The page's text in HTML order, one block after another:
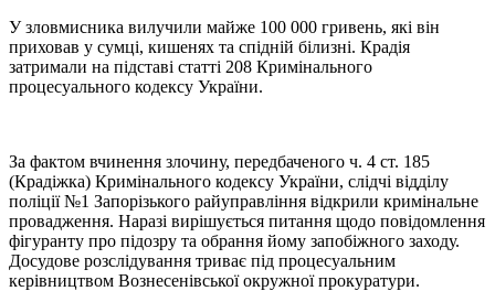
У зловмисника вилучили майже 100 000 гривень, які він
приховав у сумці, кишенях та спідній білизні. Крадія
затримали на підставі статті 208 Кримінального
процесуального кодексу України.
За фактом вчинення злочину, передбаченого ч. 4 ст. 185
(Крадіжка) Кримінального кодексу України, слідчі відділу
поліції №1 Запорізького райуправління відкрили кримінальне
провадження. Наразі вирішується питання щодо повідомлення
фігуранту про підозру та обрання йому запобіжного заходу.
Досудове розслідування триває під процесуальним
керівництвом Вознесенівської окружної прокуратури.